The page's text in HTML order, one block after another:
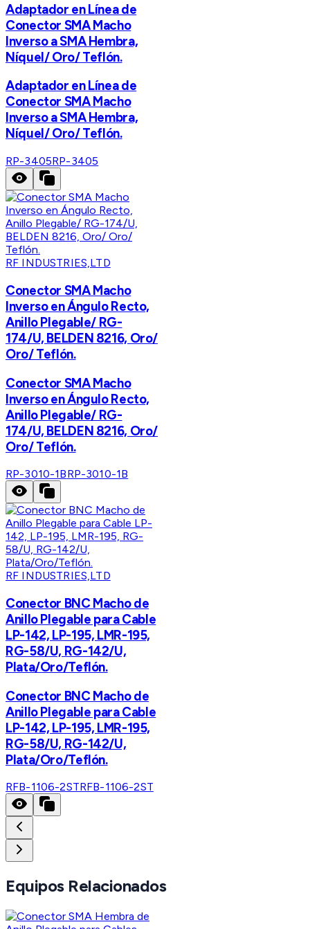
Adaptador en Línea de
Conector SMA Macho
Inverso a SMA Hembra,
Níquel/ Oro/ Teflón.
Adaptador en Línea de
Conector SMA Macho
Inverso a SMA Hembra,
Níquel/ Oro/ Teflón.
RP-3405RP-3405
RF INDUSTRIES,LTD
Conector SMA Macho
Inverso en Ángulo Recto,
Anillo Plegable/ RG-
174/U, BELDEN 8216, Oro/
Oro/ Teflón.
Conector SMA Macho
Inverso en Ángulo Recto,
Anillo Plegable/ RG-
174/U, BELDEN 8216, Oro/
Oro/ Teflón.
RP-3010-1BRP-3010-1B
RF INDUSTRIES,LTD
Conector BNC Macho de
Anillo Plegable para Cable
LP-142, LP-195, LMR-195,
RG-58/U, RG-142/U,
Plata/Oro/Teflón.
Conector BNC Macho de
Anillo Plegable para Cable
LP-142, LP-195, LMR-195,
RG-58/U, RG-142/U,
Plata/Oro/Teflón.
RFB-1106-2STRFB-1106-2ST
Equipos Relacionados